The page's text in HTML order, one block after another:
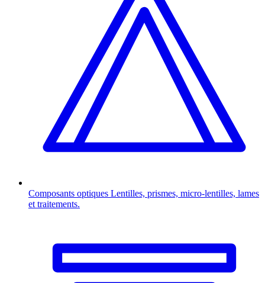
Composants optiques Lentilles, prismes, micro-lentilles, lames
et traitements.